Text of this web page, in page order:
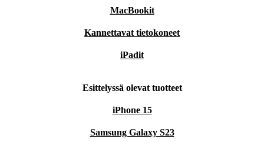
MacBookit
Kannettavat tietokoneet
iPadit
Esittelyssä olevat tuotteet
iPhone 15
Samsung Galaxy S23